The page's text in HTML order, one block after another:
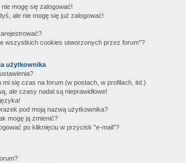
mogę się zalogować!
ale nie mogę się już zalogować!
wszystkich cookies utworzonych przez forum"?
użytkownika
mi się czas na forum (w postach, w profilach, itd.)
ale czasy nadal są nieprawidłowe!
pod moją nazwą użytkownika?
mogę ją zmienić?
po kliknięciu w przycisk "e-mail"?